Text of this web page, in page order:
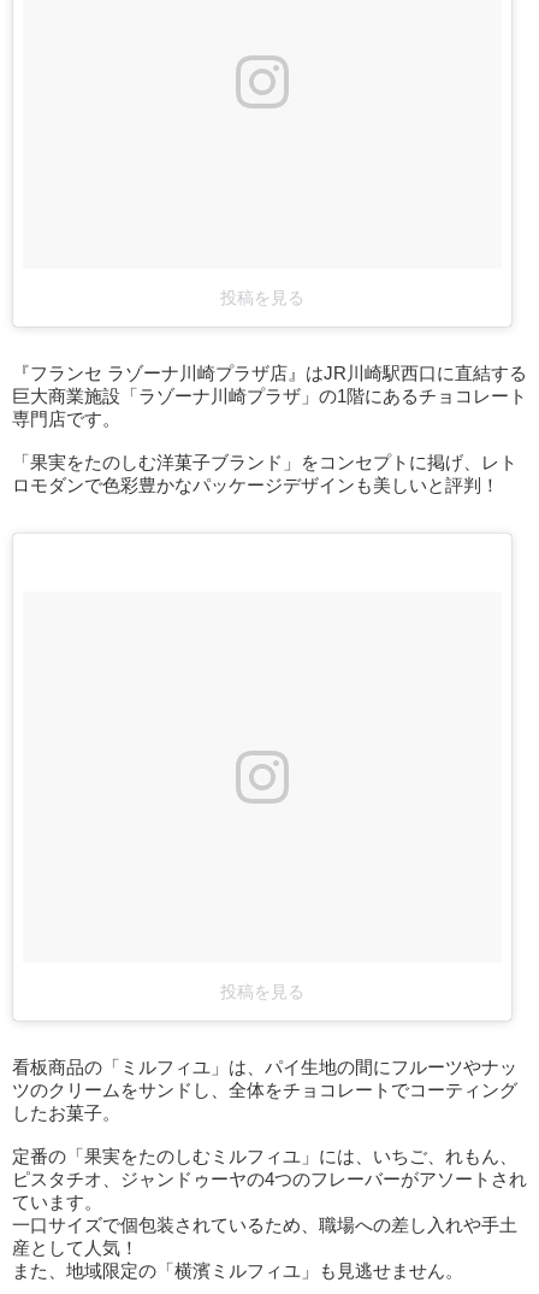
投稿を見る
『フランセ ラゾーナ川崎プラザ店』はJR川崎駅西口に直結する
巨大商業施設「ラゾーナ川崎プラザ」の1階にあるチョコレート
専門店です。
「果実をたのしむ洋菓子ブランド」をコンセプトに掲げ、レト
ロモダンで色彩豊かなパッケージデザインも美しいと評判！
投稿を見る
看板商品の「ミルフィユ」は、パイ生地の間にフルーツやナッ
ツのクリームをサンドし、全体をチョコレートでコーティング
したお菓子。
定番の「果実をたのしむミルフィユ」には、いちご、れもん、
ピスタチオ、ジャンドゥーヤの4つのフレーバーがアソートされ
ています。
一口サイズで個包装されているため、職場への差し入れや手土
産として人気！
また、地域限定の「横濱ミルフィユ」も見逃せません。